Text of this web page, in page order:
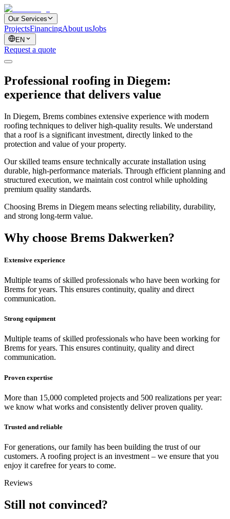
Our Services
ProjectsFinancingAbout usJobs
EN
Request a quote
Professional roofing in Diegem:
experience that delivers value
In Diegem, Brems combines extensive experience with modern
roofing techniques to deliver high-quality results. We understand
that a roof is a significant investment, directly linked to the
protection and value of your property.
Our skilled teams ensure technically accurate installation using
durable, high-performance materials. Through efficient planning and
structured execution, we maintain cost control while upholding
premium quality standards.
Choosing Brems in Diegem means selecting reliability, durability,
and strong long-term value.
Why choose Brems Dakwerken?
Extensive experience
Multiple teams of skilled professionals who have been working for
Brems for years. This ensures continuity, quality and direct
communication.
Strong equipment
Multiple teams of skilled professionals who have been working for
Brems for years. This ensures continuity, quality and direct
communication.
Proven expertise
More than 15,000 completed projects and 500 realizations per year:
we know what works and consistently deliver proven quality.
Trusted and reliable
For generations, our family has been building the trust of our
customers. A roofing project is an investment – we ensure that you
enjoy it carefree for years to come.
Reviews
Still not convinced?